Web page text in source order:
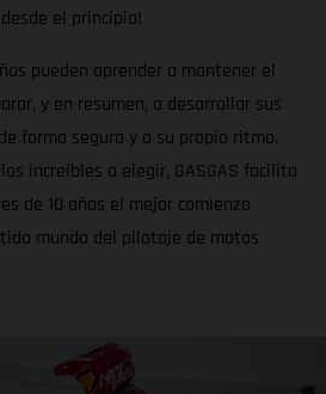
el principio!
pueden aprender a mantener el
y en resumen, a desarrollar sus
forma segura y a su propio ritmo.
increíbles a elegir, GASGAS facilita
de 10 años el mejor comienzo
mundo del pilotaje de motos